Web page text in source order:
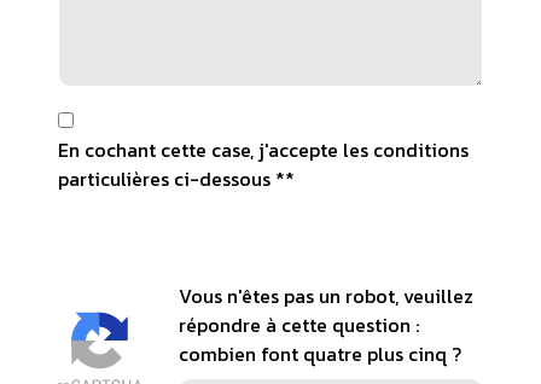
En cochant cette case, j'accepte les conditions
particulières ci-dessous **
Vous n'êtes pas un robot, veuillez
répondre à cette question :
combien font quatre plus cinq ?